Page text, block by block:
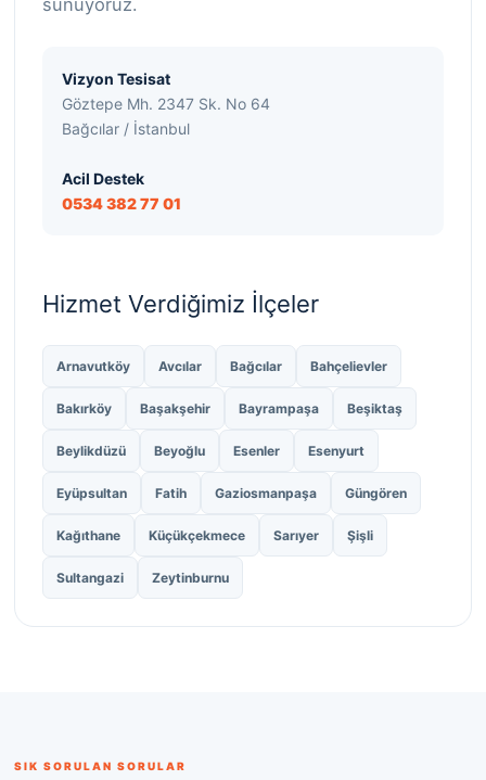
Vizyon Tesisat
Göztepe Mh. 2347 Sk. No 64
Bağcılar / İstanbul
Acil Destek
0534 382 77 01
Hizmet Verdiğimiz İlçeler
Arnavutköy Avcılar Bağcılar Bahçelievler
Bakırköy Başakşehir Bayrampaşa Beşiktaş
Beylikdüzü Beyoğlu Esenler Esenyurt
Eyüpsultan Fatih Gaziosmanpaşa Güngören
Kağıthane Küçükçekmece Sarıyer Şişli
Sultangazi Zeytinburnu
SIK SORULAN SORULAR